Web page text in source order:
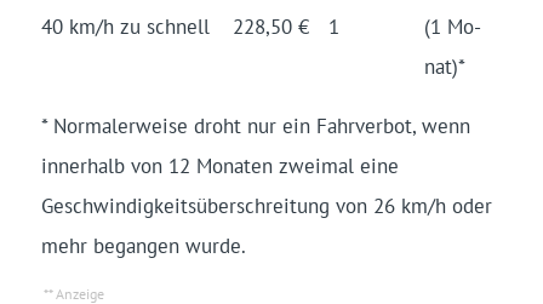
40 km/h zu schnell 228,50 € 1
(1 Mo­
nat)*
* Normalerweise droht nur ein Fahrverbot, wenn
innerhalb von 12 Monaten zweimal eine
Geschwindigkeitsüberschreitung von 26 km/h oder
mehr begangen wurde.